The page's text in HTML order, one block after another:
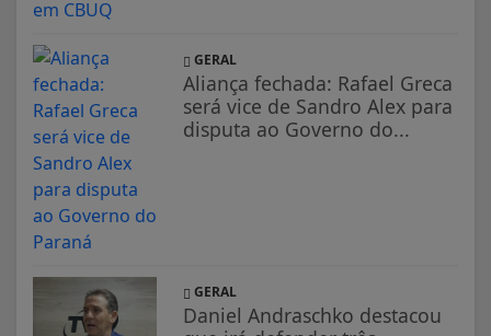
GERAL
Aliança fechada: Rafael Greca
será vice de Sandro Alex para
disputa ao Governo do...
GERAL
Daniel Andraschko destacou